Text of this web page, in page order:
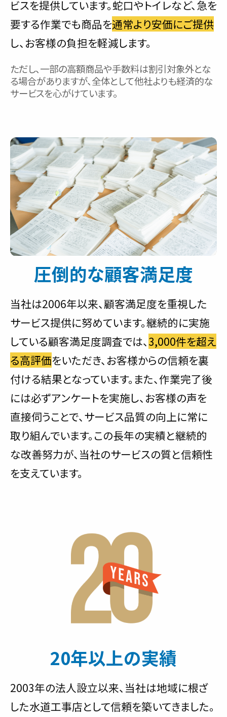
ビスを提供しています。蛇口やトイレなど、急を
要する作業でも商品を通常より安価にご提供
し、お客様の負担を軽減します。
ただし、一部の高額商品や手数料は割引対象外とな
る場合がありますが、全体として他社よりも経済的な
サービスを心がけています。
圧倒的な顧客満足度
当社は2006年以来、顧客満足度を重視した
サービス提供に努めています。継続的に実施
している顧客満足度調査では、3,000件を超え
る高評価をいただき、お客様からの信頼を裏
付ける結果となっています。また、作業完了後
には必ずアンケートを実施し、お客様の声を
直接伺うことで、サービス品質の向上に常に
取り組んでいます。この長年の実績と継続的
な改善努力が、当社のサービスの質と信頼性
を支えています。
20年以上の実績
2003年の法人設立以来、当社は地域に根ざ
した水道工事店として信頼を築いてきました。